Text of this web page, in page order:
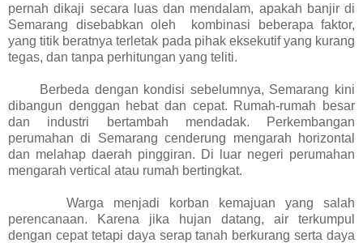
pernah dikaji secara luas dan mendalam, apakah banjir di
Semarang disebabkan oleh kombinasi beberapa faktor,
yang titik beratnya terletak pada pihak eksekutif yang kurang
tegas, dan tanpa perhitungan yang teliti.
Berbeda dengan kondisi sebelumnya, Semarang kini
dibangun denggan hebat dan cepat. Rumah-rumah besar
dan industri bertambah mendadak. Perkembangan
perumahan di Semarang cenderung mengarah horizontal
dan melahap daerah pinggiran. Di luar negeri perumahan
mengarah vertical atau rumah bertingkat.
Warga menjadi korban kemajuan yang salah
perencanaan. Karena jika hujan datang, air terkumpul
dengan cepat tetapi daya serap tanah berkurang serta daya